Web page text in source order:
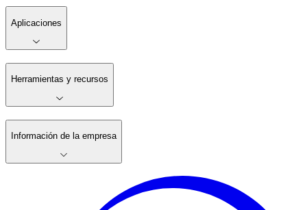
Aplicaciones
Herramientas y recursos
Información de la empresa